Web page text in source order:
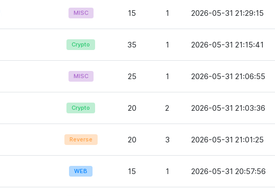
MISC 15 1 2026-05-31 21:29:15
Crypto 35 1 2026-05-31 21:15:41
MISC 25 1 2026-05-31 21:06:55
Crypto 20 2 2026-05-31 21:03:36
Reverse 20 3 2026-05-31 21:01:25
WEB 15 1 2026-05-31 20:57:56